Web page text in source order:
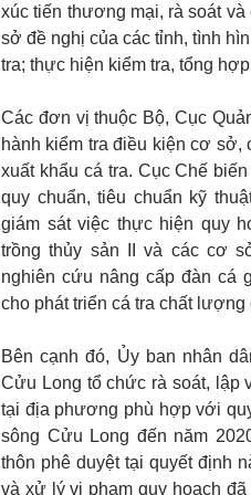
xúc tiến thương mại, rà soát
sở đề nghị của các tỉnh, tình
tra; thực hiện kiểm tra, tổng
Các đơn vị thuộc Bộ, Cục
hành kiểm tra điều kiện cơ sở,
xuất khẩu cá tra. Cục Chế
quy chuẩn, tiêu chuẩn kỹ
giám sát việc thực hiện quy
trồng thủy sản II và các cơ
nghiên cứu nâng cấp đàn cá
cho phát triển cá tra chất
Bên cạnh đó, Ủy ban nhân
Cửu Long tổ chức rà soát, lập
tại địa phương phù hợp với
sông Cửu Long đến năm
thôn phê duyệt tại quyết định
và xử lý vi phạm quy hoạch